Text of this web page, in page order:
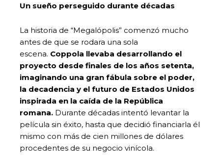
Un sueño perseguido durante décadas
La historia de “Megalópolis” comenzó mucho
antes de que se rodara una sola
escena. Coppola llevaba desarrollando el
proyecto desde finales de los años setenta,
imaginando una gran fábula sobre el poder,
la decadencia y el futuro de Estados Unidos
inspirada en la caída de la República
romana. Durante décadas intentó levantar la
película sin éxito, hasta que decidió financiarla él
mismo con más de cien millones de dólares
procedentes de su negocio vinícola.